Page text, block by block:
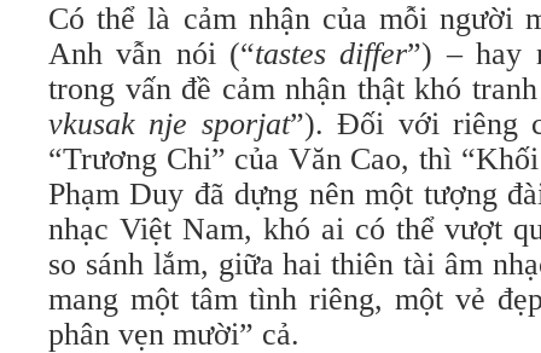
Có thể là cảm nhận của mỗi người
Anh vẫn nói (“tastes differ”) – hay
trong vấn đề cảm nhận thật khó
vkusak nje sporjat”). Đối với riêng
“Trương Chi” của Văn Cao, thì
Phạm Duy đã dựng nên một tượng
nhạc Việt Nam, khó ai có thể vượt
so sánh lắm, giữa hai thiên tài âm
mang một tâm tình riêng, một vẻ
phân vẹn mười” cả.